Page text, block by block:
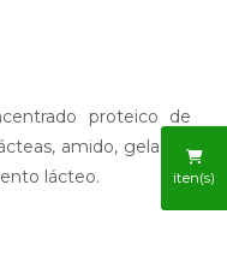
iten(s)
proteico de
amido, gelatina
lácteo.